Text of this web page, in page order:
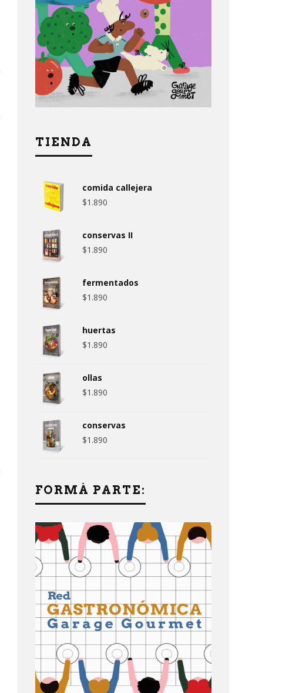
TIENDA
comida callejera
$1.890
conservas II
$1.890
fermentados
$1.890
huertas
$1.890
ollas
$1.890
conservas
$1.890
FORMÁ PARTE: